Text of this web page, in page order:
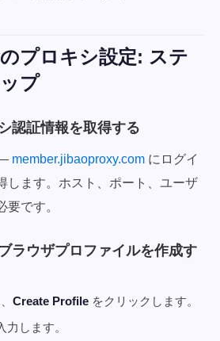
プロキシ設定: ステ
プ
認証情報を取得する
member.jibaoproxy.com にログイ
します。ホスト、ポート、ユーザ
要です。
ラウザプロファイルを作成す
Create Profile をクリックします。
します。